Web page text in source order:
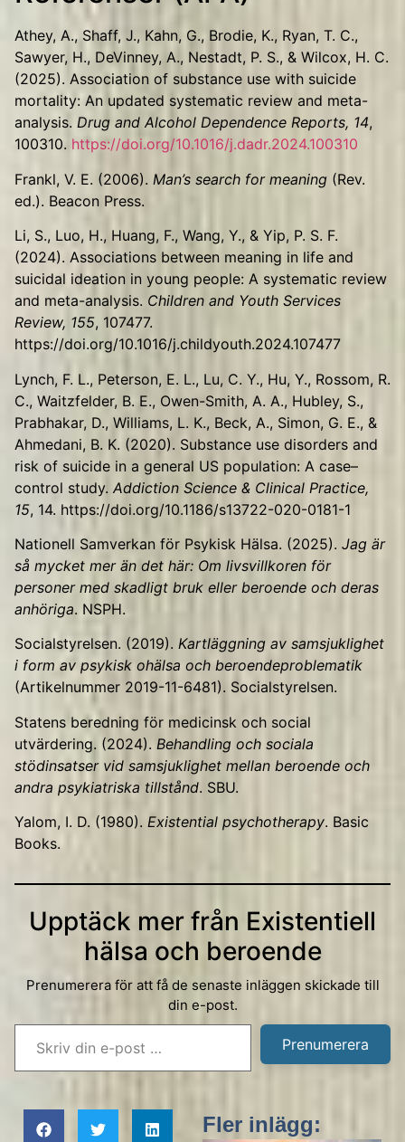
Athey, A., Shaff, J., Kahn, G., Brodie, K., Ryan, T. C.,
Sawyer, H., DeVinney, A., Nestadt, P. S., & Wilcox, H. C.
(2025). Association of substance use with suicide
mortality: An updated systematic review and meta-
analysis. Drug and Alcohol Dependence Reports, 14,
100310. https://doi.org/10.1016/j.dadr.2024.100310
Frankl, V. E. (2006). Man’s search for meaning (Rev.
ed.). Beacon Press.
Li, S., Luo, H., Huang, F., Wang, Y., & Yip, P. S. F.
(2024). Associations between meaning in life and
suicidal ideation in young people: A systematic review
and meta-analysis. Children and Youth Services
Review, 155, 107477.
https://doi.org/10.1016/j.childyouth.2024.107477
Lynch, F. L., Peterson, E. L., Lu, C. Y., Hu, Y., Rossom, R.
C., Waitzfelder, B. E., Owen-Smith, A. A., Hubley, S.,
Prabhakar, D., Williams, L. K., Beck, A., Simon, G. E., &
Ahmedani, B. K. (2020). Substance use disorders and
risk of suicide in a general US population: A case–
control study. Addiction Science & Clinical Practice,
15, 14. https://doi.org/10.1186/s13722-020-0181-1
Nationell Samverkan för Psykisk Hälsa. (2025). Jag är
så mycket mer än det här: Om livsvillkoren för
personer med skadligt bruk eller beroende och deras
anhöriga. NSPH.
Socialstyrelsen. (2019). Kartläggning av samsjuklighet
i form av psykisk ohälsa och beroendeproblematik
(Artikelnummer 2019-11-6481). Socialstyrelsen.
Statens beredning för medicinsk och social
utvärdering. (2024). Behandling och sociala
stödinsatser vid samsjuklighet mellan beroende och
andra psykiatriska tillstånd. SBU.
Yalom, I. D. (1980). Existential psychotherapy. Basic
Books.
Upptäck mer från Existentiell
hälsa och beroende
Prenumerera för att få de senaste inläggen skickade till
din e-post.
Prenumerera
Fler inlägg: